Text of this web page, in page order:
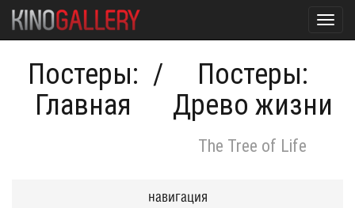
Постеры:
Главная
/
Постеры:
Древо жизни
The Tree of Life
навигация